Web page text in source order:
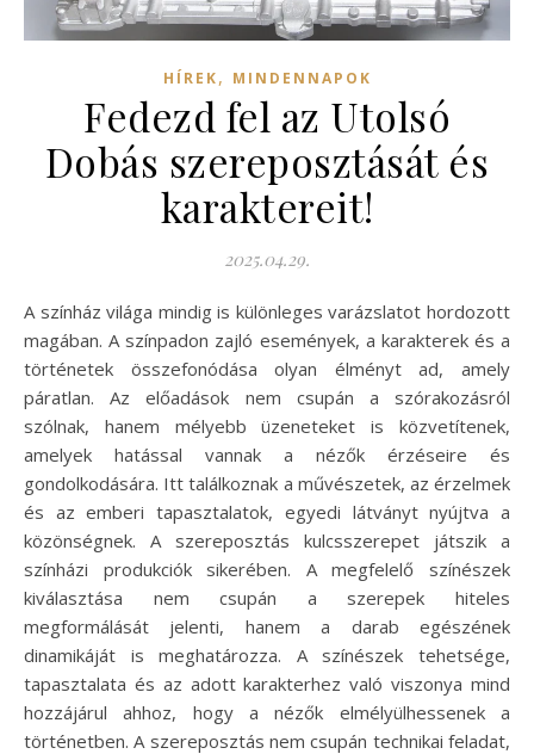
HÍREK, MINDENNAPOK
Fedezd fel az Utolsó
Dobás szereposztását és
karaktereit!
2025.04.29.
A színház világa mindig is különleges varázslatot hordozott
magában. A színpadon zajló események, a karakterek és a
történetek összefonódása olyan élményt ad, amely
páratlan. Az előadások nem csupán a szórakozásról
szólnak, hanem mélyebb üzeneteket is közvetítenek,
amelyek hatással vannak a nézők érzéseire és
gondolkodására. Itt találkoznak a művészetek, az érzelmek
és az emberi tapasztalatok, egyedi látványt nyújtva a
közönségnek. A szereposztás kulcsszerepet játszik a
színházi produkciók sikerében. A megfelelő színészek
kiválasztása nem csupán a szerepek hiteles
megformálását jelenti, hanem a darab egészének
dinamikáját is meghatározza. A színészek tehetsége,
tapasztalata és az adott karakterhez való viszonya mind
hozzájárul ahhoz, hogy a nézők elmélyülhessenek a
történetben. A szereposztás nem csupán technikai feladat,